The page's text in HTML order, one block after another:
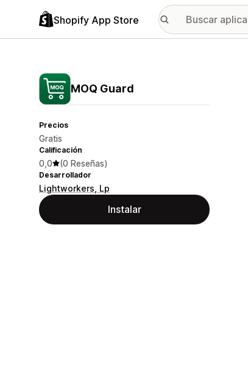
Shopify App Store
MOQ Guard
Precios
Gratis
Calificación
0,0 (0 Reseñas)
Desarrollador
Lightworkers, Lp
Instalar